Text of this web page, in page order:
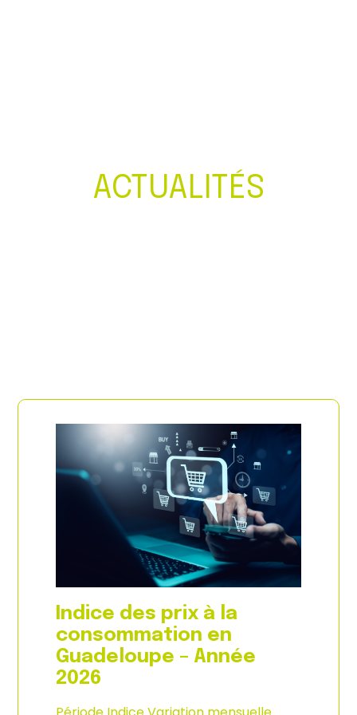
ACTUALITÉS
Indice des prix à la
consommation en
Guadeloupe – Année
2026